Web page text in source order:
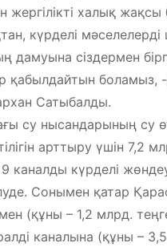
жергілікті халық жақсы
күрделі
дамуына сіздермен
қабылдайтын боламыз,
Сатыбалды.
су нысандарының су
арттыру үшін 7,2
9 каналды күрделі
Сонымен қатар
(құны – 1,2 млрд.
каналына (құны –